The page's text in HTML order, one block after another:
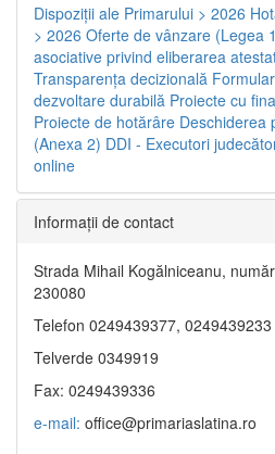
Dispoziţii ale Primarului > 2026
> 2026 Oferte de vânzare (Legea
asociative privind eliberarea
Transparenţa decizională
dezvoltare durabilă Proiecte cu
Proiecte de hotărâre Deschiderea
(Anexa 2) DDI - Executori
online
Informaţii de contact
Strada Mihail Kogălniceanu,
230080
Telefon 0249439377, 0249439233
Telverde 0349919
Fax: 0249439336
e-mail: office@primariaslatina.ro